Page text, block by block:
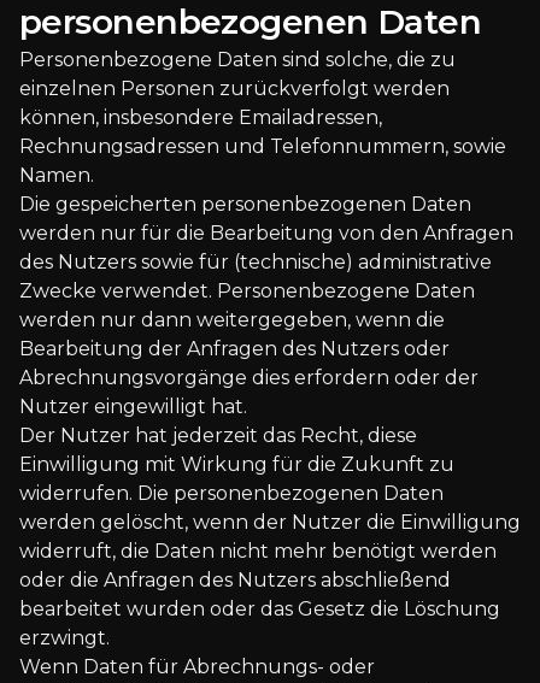
personenbezogenen Daten
Personenbezogene Daten sind solche, die zu
einzelnen Personen zurückverfolgt werden
können, insbesondere Emailadressen,
Rechnungsadressen und Telefonnummern, sowie
Namen.
Die gespeicherten personenbezogenen Daten
werden nur für die Bearbeitung von den Anfragen
des Nutzers sowie für (technische) administrative
Zwecke verwendet. Personenbezogene Daten
werden nur dann weitergegeben, wenn die
Bearbeitung der Anfragen des Nutzers oder
Abrechnungsvorgänge dies erfordern oder der
Nutzer eingewilligt hat.
Der Nutzer hat jederzeit das Recht, diese
Einwilligung mit Wirkung für die Zukunft zu
widerrufen. Die personenbezogenen Daten
werden gelöscht, wenn der Nutzer die Einwilligung
widerruft, die Daten nicht mehr benötigt werden
oder die Anfragen des Nutzers abschließend
bearbeitet wurden oder das Gesetz die Löschung
erzwingt.
Wenn Daten für Abrechnungs- oder